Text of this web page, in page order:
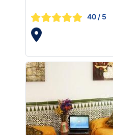
40 / 5